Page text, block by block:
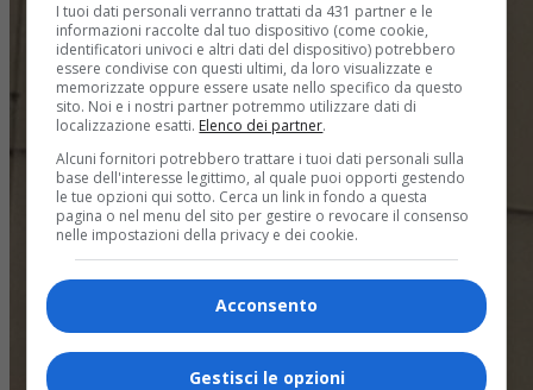
I tuoi dati personali verranno trattati da 431 partner e le
informazioni raccolte dal tuo dispositivo (come cookie,
identificatori univoci e altri dati del dispositivo) potrebbero
essere condivise con questi ultimi, da loro visualizzate e
memorizzate oppure essere usate nello specifico da questo
sito. Noi e i nostri partner potremmo utilizzare dati di
localizzazione esatti. Elenco dei partner.
Alcuni fornitori potrebbero trattare i tuoi dati personali sulla
base dell'interesse legittimo, al quale puoi opporti gestendo
le tue opzioni qui sotto. Cerca un link in fondo a questa
pagina o nel menu del sito per gestire o revocare il consenso
nelle impostazioni della privacy e dei cookie.
Acconsento
Gestisci le opzioni